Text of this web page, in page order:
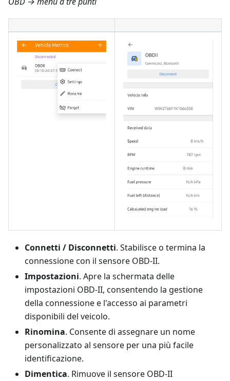
Connetti / Disconnetti. Stabilisce o termina la
connessione con il sensore OBD-II.
Impostazioni. Apre la schermata delle
impostazioni OBD-II, consentendo la gestione
della connessione e l'accesso ai parametri
disponibili del veicolo.
Rinomina. Consente di assegnare un nome
personalizzato al sensore per una più facile
identificazione.
Dimentica. Rimuove il sensore OBD-II